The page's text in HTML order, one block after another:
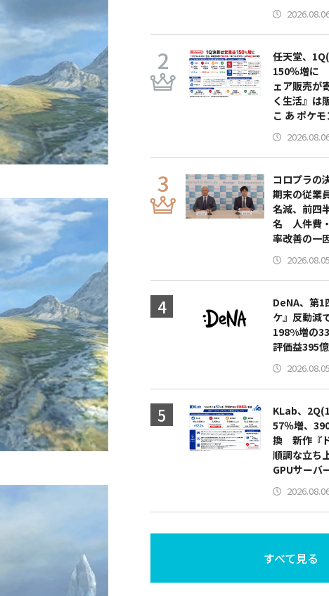
任天堂、
150％増に
ェア販売が
く生活』は
こ あ ポケ
コロプラの
期末の従業
名減、前四
名 人件費
率改善の一
DeNA、第1
ケ』反動減
198%増の
評価益395
KLab、
57％増、
換 新作『
順調な立ち
GPUサーバ
すべて見る